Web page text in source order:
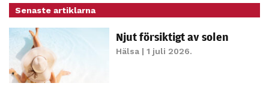
Senaste artiklarna
Njut försiktigt av solen
Hälsa| 1 juli 2026.
funktionalitet
och